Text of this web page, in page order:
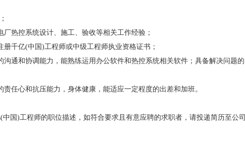
厂热控系统设计、施工、验收等相关工作经验；
册千亿(中国)工程师或中级工程师执业资格证书；
沟通和协调能力，能熟练运用办公软件和热控系统相关软件；具备解决问题的
责任心和抗压能力，身体健康，能适应一定程度的出差和加班。
中国)工程师的职位描述，如符合要求且有意应聘的求职者，请投递简历至公司